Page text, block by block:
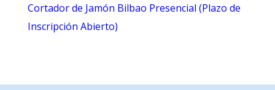
Cortador de Jamón Bilbao Presencial (Plazo de
Inscripción Abierto)